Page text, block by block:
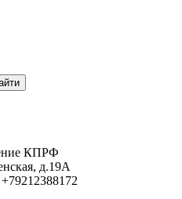
КПРФ
д.19А